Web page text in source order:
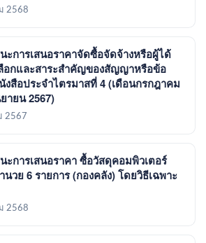
2568
ะการเสนอราคาจัดซื้อจัดจ้างหรือผู้ได้
อกและสาระสำคัญของสัญญาหรือข้อ
งสือประจำไตรมาสที่ 4 (เดือนกรกฎาคม
ายน 2567)
2567
ะการเสนอราคา ซื้อวัสดุคอมพิวเตอร์
วย 6 รายการ (กองคลัง) โดยวิธีเฉพาะ
2568